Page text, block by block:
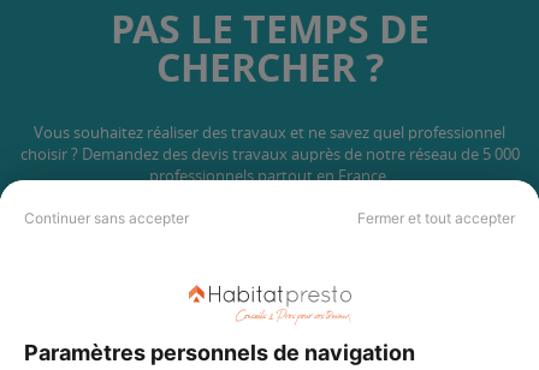
Continuer sans accepter Fermer et tout accepter
Paramètres personnels de navigation
PAS LE TEMPS DE
CHERCHER ?
Vous souhaitez réaliser des travaux et ne savez quel professionnel
choisir ? Demandez des devis travaux auprès de notre réseau de 5 000
professionnels partout en France.
DEMANDER UN DEVIS